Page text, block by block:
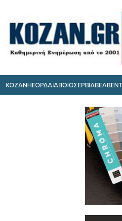
ΚΟΖΑΝΗΕΟΡΔΑΙΑΒΟΙΟΣΕΡΒΙΑ